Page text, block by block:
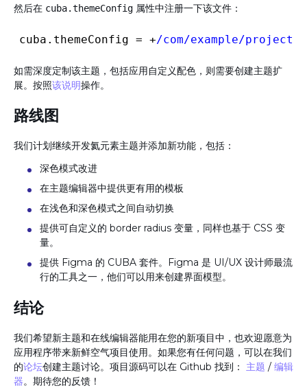
然后在 cuba.themeConfig 属性中注册一下该文件：
cuba.themeConfig = +/com/example/project/
如需深度定制该主题，包括应用自定义配色，则需要创建主题扩
展。按照该说明操作。
路线图
我们计划继续开发氦元素主题并添加新功能，包括：
深色模式改进
在主题编辑器中提供更有用的模板
在浅色和深色模式之间自动切换
提供可自定义的 border radius 变量，同样也基于 CSS 变
量。
提供 Figma 的 CUBA 套件。Figma 是 UI/UХ 设计师最流
行的工具之一，他们可以用来创建界面模型。
结论
我们希望新主题和在线编辑器能用在您的新项目中，也欢迎愿意为
应用程序带来新鲜空气项目使用。如果您有任何问题，可以在我们
的论坛创建主题讨论。项目源码可以在 Github 找到： 主题 / 编辑
器。期待您的反馈！